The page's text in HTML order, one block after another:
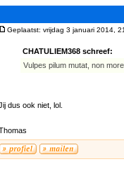
Geplaatst: vrijdag 3 januari 2014,
CHATULIEM368 schreef:
Vulpes pilum mutat, non
dus ook niet, lol.